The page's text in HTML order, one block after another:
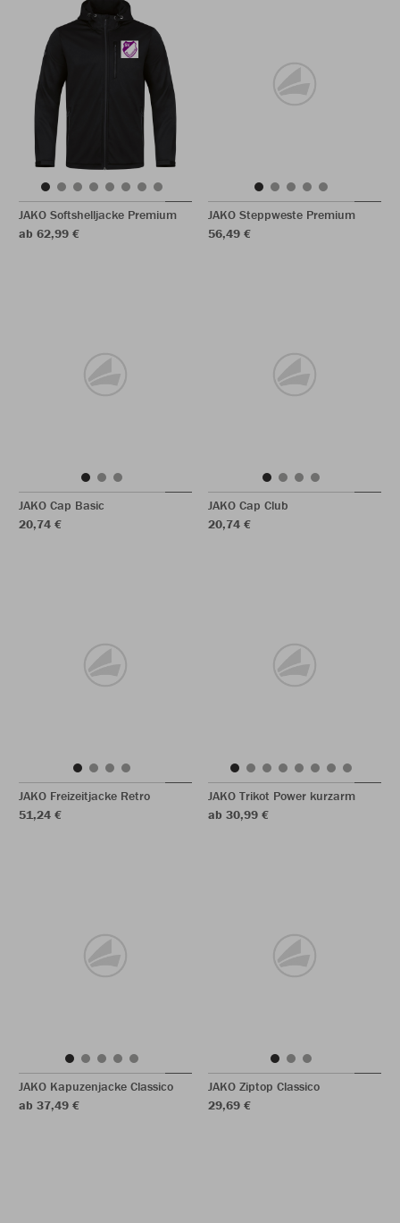
JAKO Softshelljacke Premium
ab 62,99 €
JAKO Steppweste Premium
56,49 €
JAKO Cap Basic
20,74 €
JAKO Cap Club
20,74 €
JAKO Freizeitjacke Retro
51,24 €
JAKO Trikot Power kurzarm
ab 30,99 €
JAKO Kapuzenjacke Classico
ab 37,49 €
JAKO Ziptop Classico
29,69 €